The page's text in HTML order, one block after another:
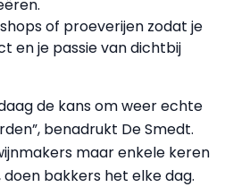
of proeverijen zodat je
en je passie van dichtbij
de kans om weer echte
benadrukt De Smedt.
maar enkele keren
bakkers het elke dag.